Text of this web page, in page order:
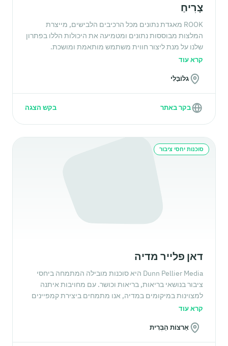
צָרִיחַ
ROOK מאגדת נתונים מכל הרכיבים הלבישים, מייצרת
המלצות מבוססות נתונים ומטמיעה את היכולות הללו בפתרון
שלנו על מנת ליצור חווית משתמש מותאמת ומושכת.
קרא עוד
גלוֹבָּלִי
בקר באתר בקש הצגה
סוכנות יחסי ציבור
דאן פלייר מדיה
Dunn Pellier Media היא סוכנות מובילה המתמחה ביחסי
ציבור בנושאי בריאות, בריאות וכושר. עם מחויבות איתנה
למצוינות במיקומים במדיה, אנו מתמחים ביצירת קמפיינים
ברמה גבוהה המותאמים לצרכים הייחודיים של המותג שלך.
Mills.
קרא עוד
אַרצוֹת הַבְּרִית